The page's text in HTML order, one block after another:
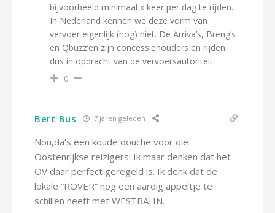
bijvoorbeeld minimaal x keer per dag te rijden.
In Nederland kennen we deze vorm van
vervoer eigenlijk (nog) niet. De Arriva’s, Breng’s
en Qbuzz’en zijn concessiehouders en rijden
dus in opdracht van de vervoersautoriteit.
0
Bert Bus 7 jaren geleden
Nou,da’s een koude douche voor die
Oostenrijkse reizigers! Ik maar denken dat het
OV daar perfect geregeld is. Ik denk dat de
lokale “ROVER” nog een aardig appeltje te
schillen heeft met WESTBAHN.